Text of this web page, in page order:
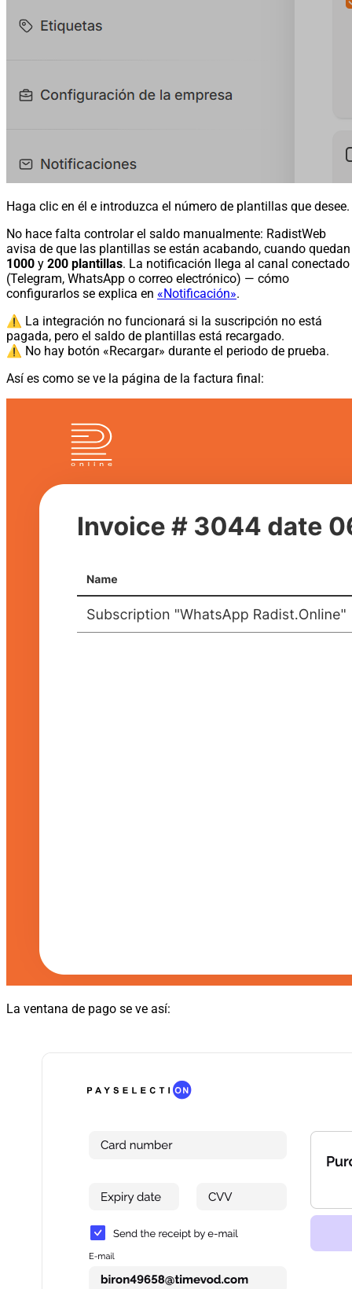
Haga clic en él e introduzca el número de plantillas que desee.
No hace falta controlar el saldo manualmente: RadistWeb
avisa de que las plantillas se están acabando, cuando quedan
1000 y 200 plantillas. La notificación llega al canal conectado
(Telegram, WhatsApp o correo electrónico) — cómo
configurarlos se explica en «Notificación».
⚠️ La integración no funcionará si la suscripción no está
pagada, pero el saldo de plantillas está recargado.
⚠️ No hay botón «Recargar» durante el periodo de prueba.
Así es como se ve la página de la factura final:
La ventana de pago se ve así: